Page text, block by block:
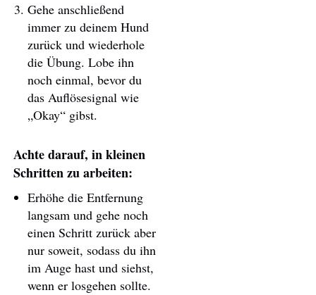
Gehe anschließend
immer zu deinem Hund
zurück und wiederhole
die Übung. Lobe ihn
noch einmal, bevor du
das Auflösesignal wie
„Okay“ gibst.
Achte darauf, in kleinen
Schritten zu arbeiten:
Erhöhe die Entfernung
langsam und gehe noch
einen Schritt zurück aber
nur soweit, sodass du ihn
im Auge hast und siehst,
wenn er losgehen sollte.